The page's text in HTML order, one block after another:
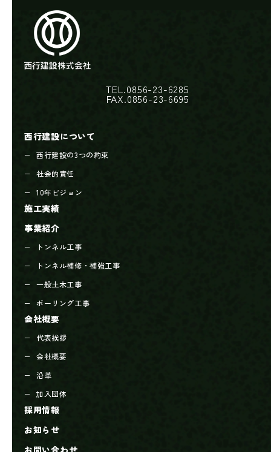
TEL.0856-23-6285
FAX.0856-23-6695
西行建設について
西行建設の3つの約束
社会的責任
10年ビジョン
施工実績
事業紹介
トンネル工事
トンネル補修・補強工事
一般土木工事
ボーリング工事
会社概要
代表挨拶
会社概要
沿革
加入団体
採用情報
お知らせ